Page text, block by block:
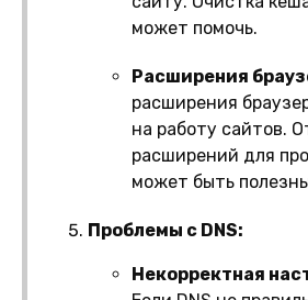
может помочь.
Расширения
расширения
на работу сайтов.
расширений для
может быть
Проблемы с DNS:
Некорректная